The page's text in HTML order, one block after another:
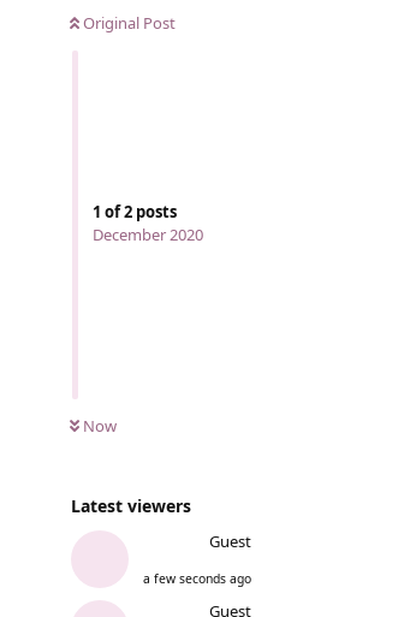
Original Post
1 of2 posts
December 2020
Now
Latest viewers
Guest
a few seconds ago
Guest